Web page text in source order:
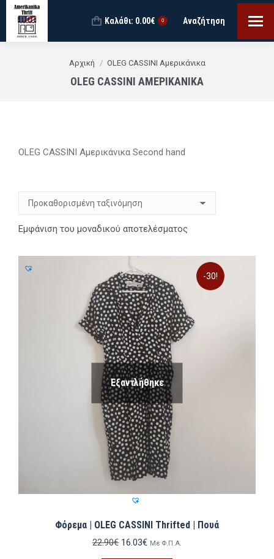
Καλάθι: 0.00€ 0 Search:
Αναζήτηση
You are here:
Αρχική OLEG CASSINI Αμερικάνικα
OLEG CASSINI ΑΜΕΡΙΚΆΝΙΚΑ
OLEG CASSINI Αμερικάνικα Second hand
Εμφάνιση του μοναδικού αποτελέσματος
-30!
Εξαντλήθηκε
Φόρεμα | OLEG CASSINI Thrifted | Πουά
22.90€ Original
16.03€ΗΜε Φ.Π.Α.